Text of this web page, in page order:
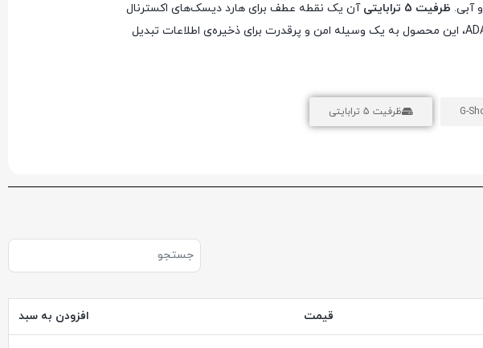
و آبی. ظرفیت 5 ترابایتیآن یک نقطه عطف برای هارد دیسک‌های اکسترنال
2.5 اینچی محسوب می‌شود! با سرعت USB 3.1 و کیفیت ADATA، این محصول به یک وسیله امن و پرقدرت برای ذخیره‌ی اطلاعات تبدیل
ظرفیت 5 ترابایتی
قیمت افزودن به سبد